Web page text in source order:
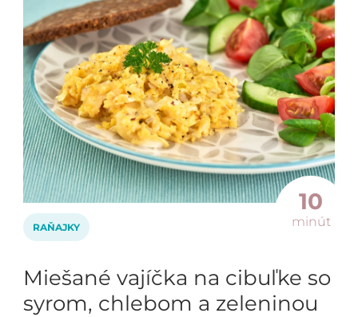
10
minút
RAŇAJKY
Miešané vajíčka na cibuľke so
syrom, chlebom a zeleninou